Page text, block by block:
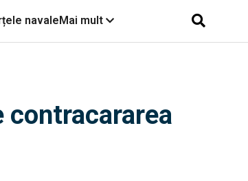
navaleMai mult
contracararea